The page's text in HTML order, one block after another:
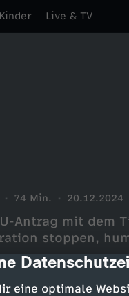
dialog-
eine optimale
Kinder Live & TV
74 Min. 20.12.2024
Antrag mit dem
stoppen,